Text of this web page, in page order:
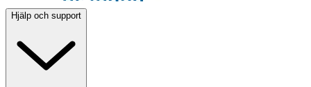
Hjälp och support